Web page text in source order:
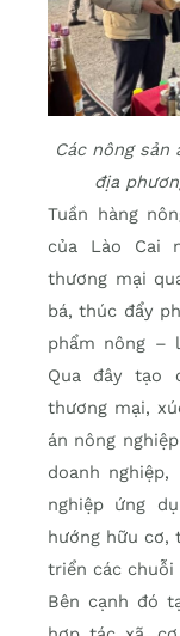
Các nông sản
địa
Tuần hàng
của Lào Cai
thương mại
bá, thúc đẩy
phẩm nông –
Qua đây tạo
thương mại,
án nông
doanh
nghiệp ứng
hướng hữu cơ,
triển các chuỗi
Bên cạnh đó